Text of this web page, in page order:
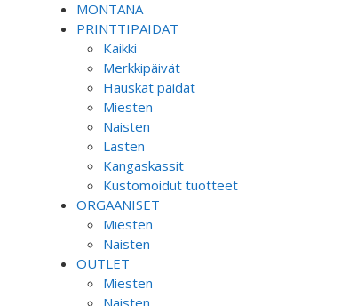
MONTANA
PRINTTIPAIDAT
Kaikki
Merkkipäivät
Hauskat paidat
Miesten
Naisten
Lasten
Kangaskassit
Kustomoidut tuotteet
ORGAANISET
Miesten
Naisten
OUTLET
Miesten
Naisten